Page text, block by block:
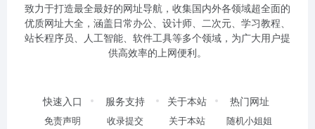
致力于打造最全最好的网址导航，收集国内外各领域超全面的
优质网址大全，涵盖日常办公、设计师、二次元、学习教程、
站长程序员、人工智能、软件工具等多个领域，为广大用户提
供高效率的上网便利。
快速入口
免责声明
服务支持
收录提交
关于本站
关于本站
热门网址
随机小姐姐